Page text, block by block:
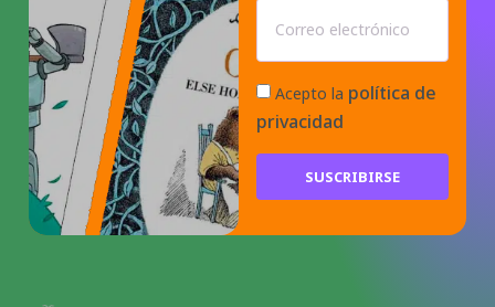
Acepto la política de
privacidad
SUSCRIBIRSE